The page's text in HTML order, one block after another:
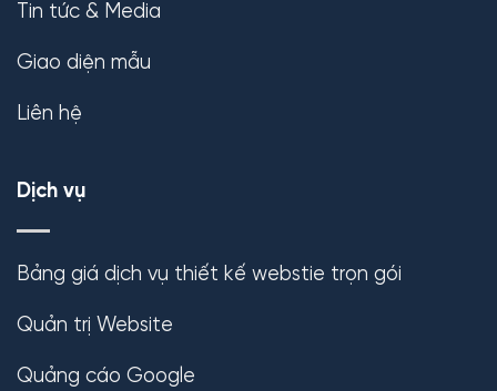
Tin tức & Media
Giao diện mẫu
Liên hệ
Dịch vụ
Bảng giá dịch vụ thiết kế webstie trọn gói
Quản trị Website
Quảng cáo Google